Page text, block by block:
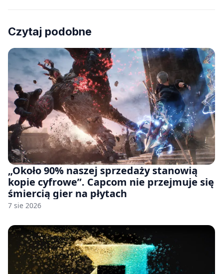
Czytaj podobne
„Około 90% naszej sprzedaży stanowią
kopie cyfrowe”. Capcom nie przejmuje się
śmiercią gier na płytach
7 sie 2026